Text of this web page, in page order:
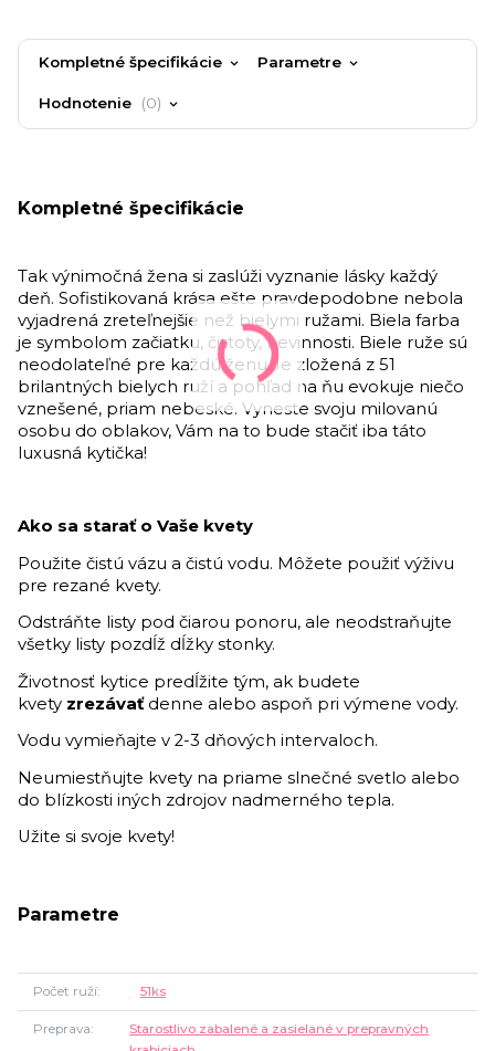
Kompletné špecifikácie Parametre
Hodnotenie 0
Kompletné špecifikácie
Tak výnimočná žena si zaslúži vyznanie lásky každý
deň. Sofistikovaná krása ešte pravdepodobne nebola
vyjadrená zreteľnejšie než bielymi ružami. Biela farba
je symbolom začiatku, čistoty, nevinnosti. Biele ruže sú
neodolateľné pre každú ženu.Je zložená z 51
brilantných bielych ruží a pohľad na ňu evokuje niečo
vznešené, priam nebeské. Vyneste svoju milovanú
osobu do oblakov, Vám na to bude stačiť iba táto
luxusná kytička!
Ako sa starať o Vaše kvety
Použite čistú vázu a čistú vodu. Môžete použiť výživu
pre rezané kvety.
Odstráňte listy pod čiarou ponoru, ale neodstraňujte
všetky listy pozdĺž dĺžky stonky.
Životnosť kytice predĺžite tým, ak budete
kvety zrezávaťdenne alebo aspoň pri výmene vody.
Vodu vymieňajte v 2-3 dňových intervaloch.
Neumiestňujte kvety na priame slnečné svetlo alebo
do blízkosti iných zdrojov nadmerného tepla.
Užite si svoje kvety!
Parametre
Počet ruží 51ks
Preprava
Starostlivo zabalené a zasielané v prepravných